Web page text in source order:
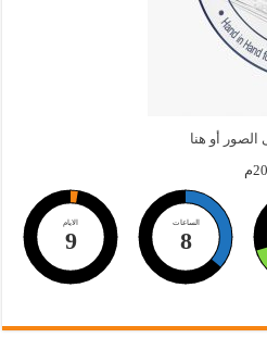
أو هنا
الايام
9
الساعات
8